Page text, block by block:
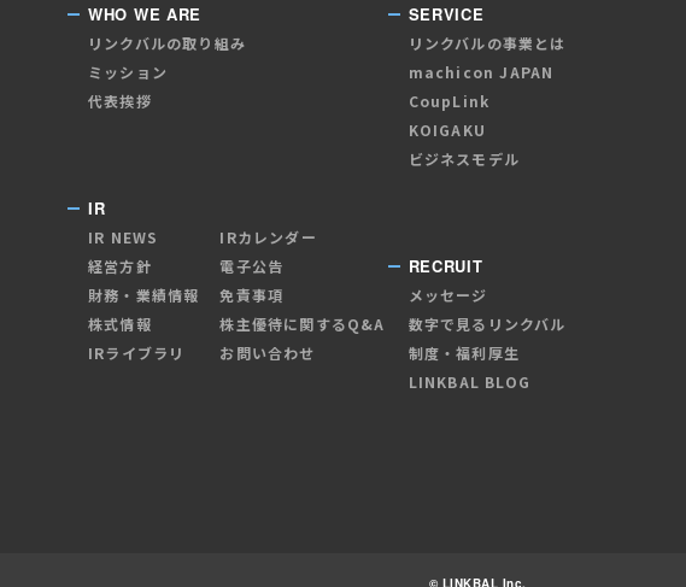
WHO WE ARE
リンクバルの取り組み
ミッション
代表挨拶
IR
IR NEWS
経営方針
財務・業績情報
株式情報
IRライブラリ
IRカレンダー
電子公告
免責事項
株主優待に関するQ&A
お問い合わせ
SERVICE
リンクバルの事業とは
machicon JAPAN
CoupLink
KOIGAKU
ビジネスモデル
RECRUIT
メッセージ
数字で見るリンクバル
制度・福利厚生
LINKBAL BLOG
© LINKBAL Inc.